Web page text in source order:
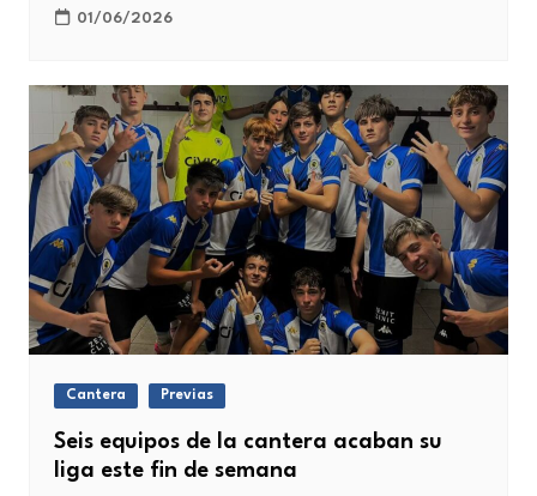
01/06/2026
Cantera Previas
Seis equipos de la cantera acaban su
liga este fin de semana